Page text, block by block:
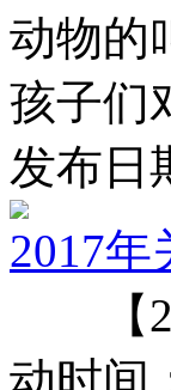
动物
孩子们
发布日
2017
【